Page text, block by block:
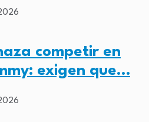
competir en
exigen que…